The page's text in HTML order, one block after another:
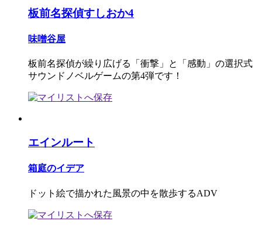
板前名探偵すしおか4
味噌谷屋
板前名探偵が繰り広げる「衝撃」と「感動」の選択式
サウンドノベルゲームの第4弾です！
エインルート
箱庭のイデア
ドット絵で描かれた風景の中を散歩するADV